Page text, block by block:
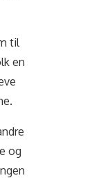
til
en
og